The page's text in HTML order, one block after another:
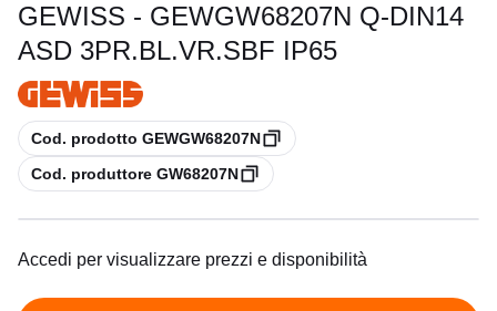
GEWISS - GEWGW68207N Q-DIN14
ASD 3PR.BL.VR.SBF IP65
copiaCod. prodotto GEWGW68207N
copiaCod. produttore GW68207N
Accedi per visualizzare prezzi e disponibilità